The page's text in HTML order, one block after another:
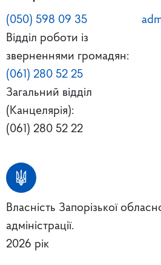
(050) 598 09 35
Відділ роботи із
зверненнями громадян:
(061) 280 52 25
Загальний відділ
(Канцелярія):
(061) 280 52 22
Власність Запорізької
адміністрації.
2026 рік